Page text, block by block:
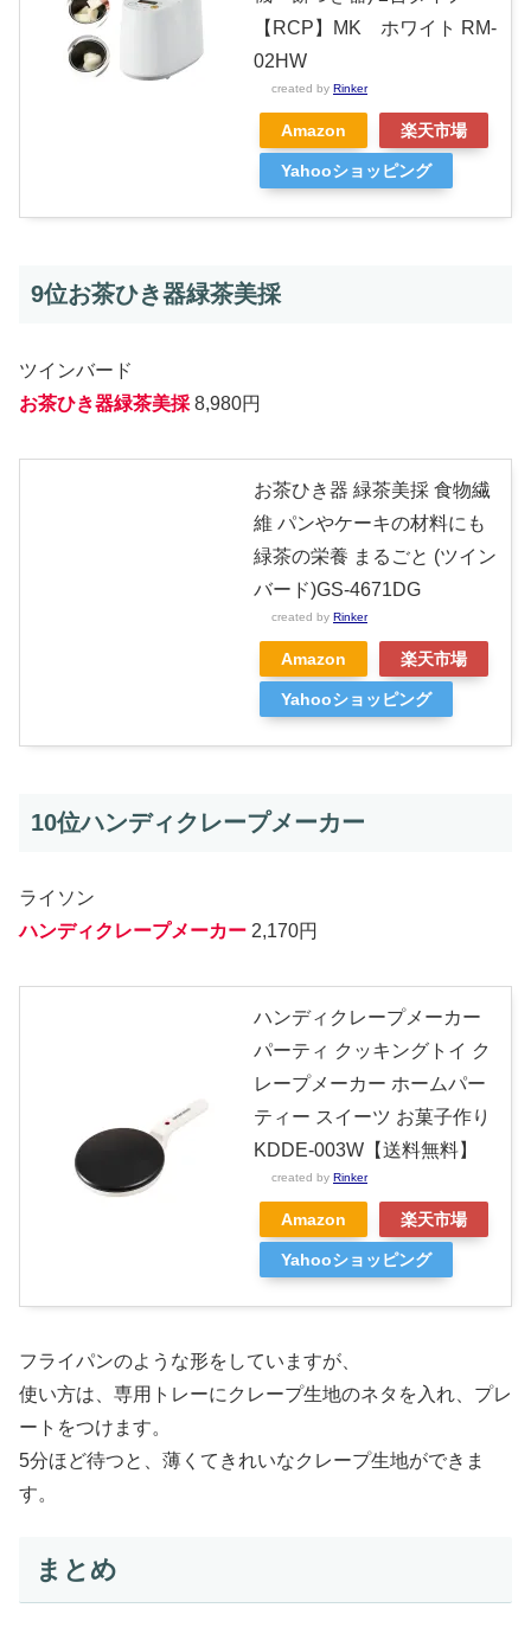
【RCP】MK ホワイト RM-
02HW
created by Rinker
Amazon 楽天市場
Yahooショッピング
9位お茶ひき器緑茶美採
ツインバード
お茶ひき器緑茶美採 8,980円
お茶ひき器 緑茶美採 食物繊
維 パンやケーキの材料にも
緑茶の栄養 まるごと (ツイン
バード)GS-4671DG
created by Rinker
Amazon 楽天市場
Yahooショッピング
10位ハンディクレープメーカー
ライソン
ハンディクレープメーカー 2,170円
ハンディクレープメーカー
パーティ クッキングトイ ク
レープメーカー ホームパー
ティー スイーツ お菓子作り
KDDE-003W【送料無料】
created by Rinker
Amazon 楽天市場
Yahooショッピング
フライパンのような形をしていますが、
使い方は、専用トレーにクレープ生地のネタを入れ、プレ
ートをつけます。
5分ほど待つと、薄くてきれいなクレープ生地ができま
す。
まとめ